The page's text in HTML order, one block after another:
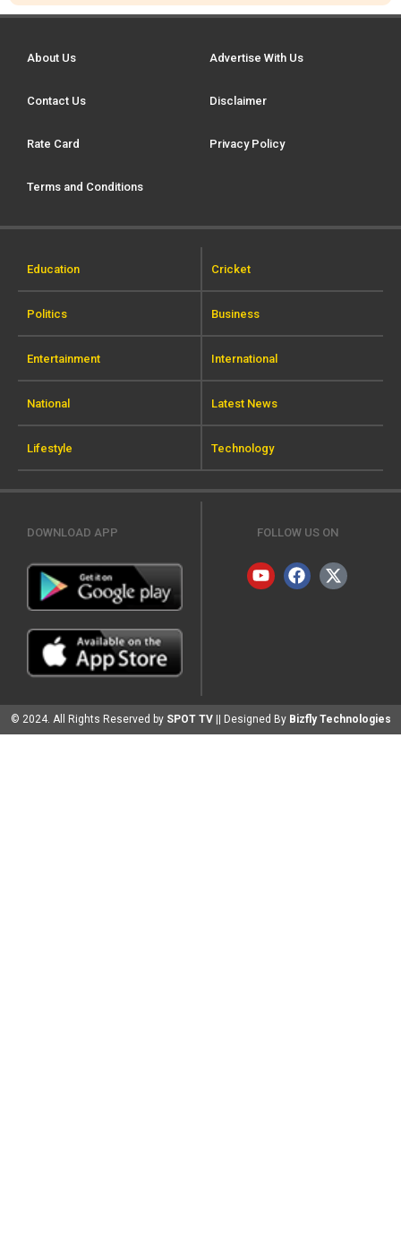
About Us Advertise With Us
Contact Us Disclaimer
Rate Card Privacy Policy
Terms and Conditions
Education Cricket
Politics Business
Entertainment International
National Latest News
Lifestyle Technology
DOWNLOAD APP FOLLOW US ON
© 2024. All Rights Reserved by SPOT TV || Designed By Bizfly Technologies